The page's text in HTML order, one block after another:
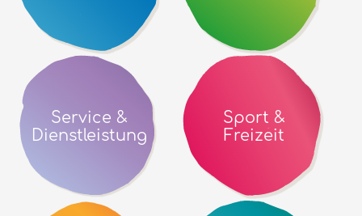
Service &
Dienstleistung
Sport &
Freizeit